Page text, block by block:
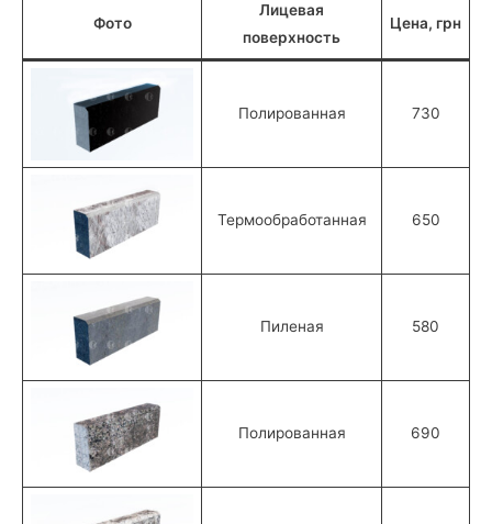
Фото
Лицевая
поверхность
Цена, грн
Полированная 730
Термообработанная 650
Пиленая 580
Полированная 690